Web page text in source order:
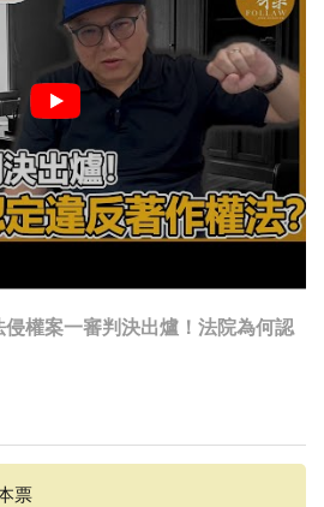
侵權案一審判決出爐！法院為何認
票